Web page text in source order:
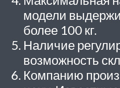
модели
более 100 кг.
Наличие
возможность
Компанию